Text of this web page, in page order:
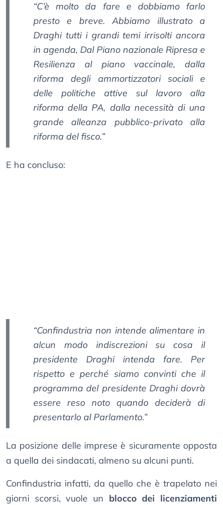
“C’è molto da fare e dobbiamo farlo
presto e breve. Abbiamo illustrato a
Draghi tutti i grandi temi irrisolti ancora
in agenda, Dal Piano nazionale Ripresa e
Resilienza al piano vaccinale, dalla
riforma degli ammortizzatori sociali e
delle politiche attive sul lavoro alla
riforma della PA, dalla necessità di una
grande alleanza pubblico-privato alla
riforma del fisco.”
E ha concluso:
“Confindustria non intende alimentare in
alcun modo indiscrezioni su cosa il
presidente Draghi intenda fare. Per
rispetto e perché siamo convinti che il
programma del presidente Draghi dovrà
essere reso noto quando deciderà di
presentarlo al Parlamento.”
La posizione delle imprese è sicuramente opposta
a quella dei sindacati, almeno su alcuni punti.
Confindustria infatti, da quello che è trapelato nei
giorni scorsi, vuole un blocco dei licenziamenti